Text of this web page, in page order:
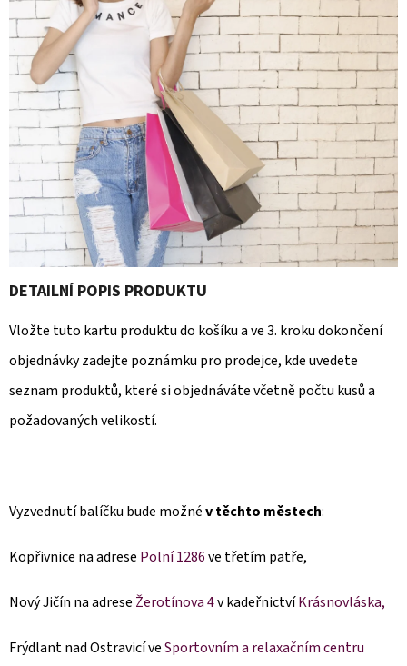
DETAILNÍ POPIS PRODUKTU
Vložte tuto kartu produktu do košíku a ve 3. kroku dokončení
objednávky zadejte poznámku pro prodejce, kde uvedete
seznam produktů, které si objednáváte včetně počtu kusů a
požadovaných velikostí.
Vyzvednutí balíčku bude možnév těchto městech:
Kopřivnice na adrese Polní 1286ve třetím patře,
Nový Jičín na adrese Žerotínova 4v kadeřnictvíKrásnovláska,
Frýdlant nad Ostravicí veSportovním a relaxačním centru
T
E
N
A
J
Í
T
?
HLEDAT